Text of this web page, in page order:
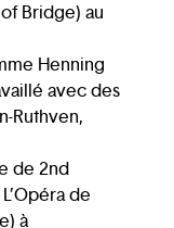
Bridge) au
Henning
avec des
Ruthven,
de 2nd
de
à